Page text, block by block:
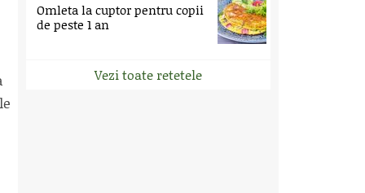
Omleta la cuptor pentru copii
de peste 1 an
Vezi toate retetele